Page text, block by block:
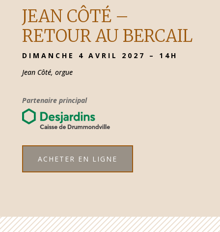
JEAN CÔTÉ –
RETOUR AU BERCAIL
DIMANCHE 4 AVRIL 2027 – 14H
Jean Côté, orgue
Partenaire principal
ACHETER EN LIGNE